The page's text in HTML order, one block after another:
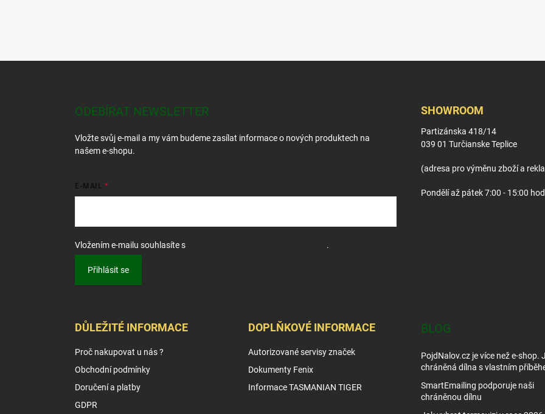
ODEBÍRAT NEWSLETTER
Vložte svůj e-mail a my vám budeme zasílat informace o nových produktech na
našem e-shopu.
E-MAIL
Vložením e-mailu souhlasíte s .
Přihlásit se
SHOWROOM
Partizánska 418/14
039 01 Turčianske Teplice
(adresa pro výměnu zboží a
Pondělí až pátek 7:00 - 15:00
DŮLEŽITÉ INFORMACE
Proč nakupovat u nás ?
Obchodní podmínky
Doručení a platby
GDPR
DOPLŇKOVÉ INFORMACE
Autorizované servisy značek
Dokumenty Fenix
Informace TASMANIAN TIGER
BLOG
PojdNalov.cz je více než e-shop.
chráněná dílna s vlastním
SmartEmailing podporuje naši
chráněnou dílnu